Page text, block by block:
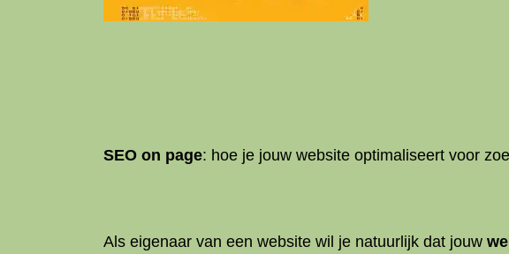
SEO on page: hoe je jouw website optimaliseert voor
Als eigenaar van een website wil je natuurlijk dat jouw